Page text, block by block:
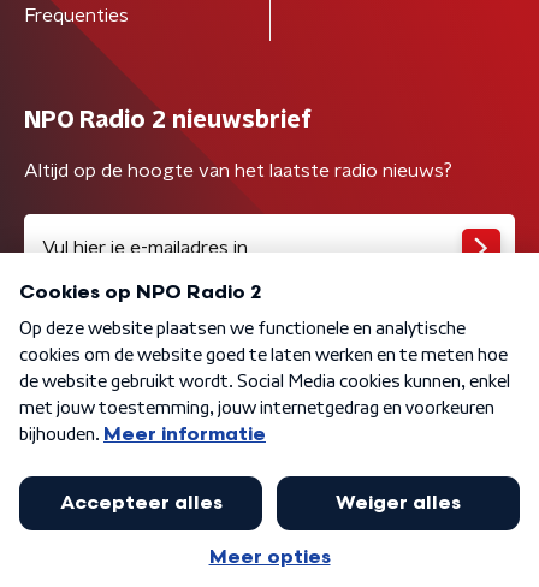
Frequenties
NPO Radio 2 nieuwsbrief
Altijd op de hoogte van het laatste radio nieuws?
Algemene voorwaarden